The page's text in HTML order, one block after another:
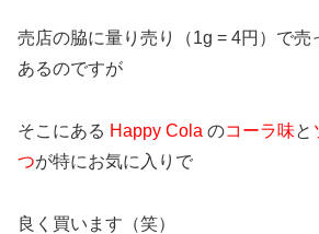
売店の脇に量り売り（1g = 4円）で売
あるのですが
そこにある Happy Cola のコーラ味と
つが特にお気に入りで
良く買います（笑）